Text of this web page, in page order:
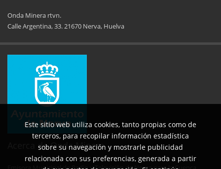
11ª Feria del Jamón 34 Memorial
Onda Minera rtvn.
Calle Argentina, 33. 21670 Nerva, Huelva
Acerca de Onda Minera
Este sitio web utiliza cookies, tanto propias como de
terceros, para recopilar información estadística
sobre su navegación y mostrarle publicidad
relacionada con sus preferencias, generada a partir